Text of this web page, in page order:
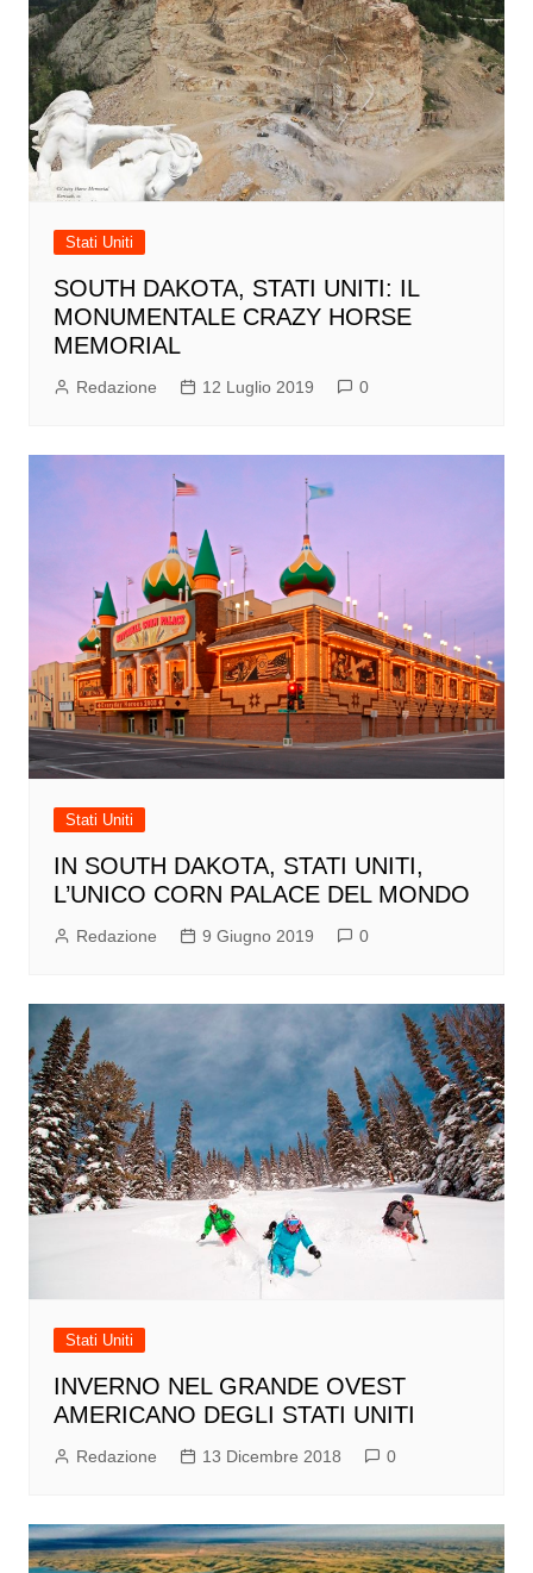
Stati Uniti
SOUTH DAKOTA, STATI UNITI: IL
MONUMENTALE CRAZY HORSE
MEMORIAL
Redazione 12 Luglio 2019 0
Stati Uniti
IN SOUTH DAKOTA, STATI UNITI,
L’UNICO CORN PALACE DEL MONDO
Redazione 9 Giugno 2019 0
Stati Uniti
INVERNO NEL GRANDE OVEST
AMERICANO DEGLI STATI UNITI
Redazione 13 Dicembre 2018 0